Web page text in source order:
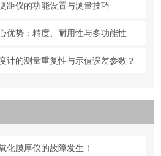
距仪的功能设置与测量技巧
优势：精度、耐用性与多功能性
计的测量重复性与示值误差参数？
化膜厚仪的故障发生！